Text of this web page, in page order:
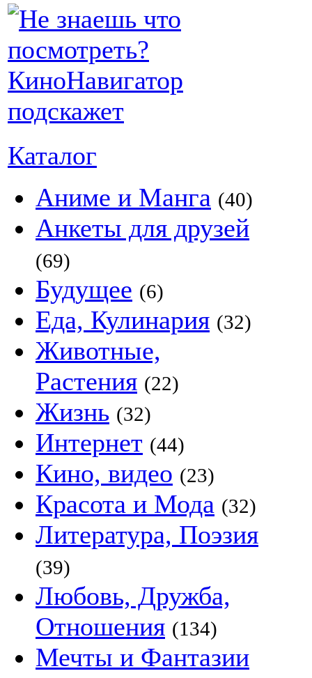
Каталог
Аниме и Манга (40)
Анкеты для друзей
(69)
Будущее (6)
Еда, Кулинария (32)
Животные,
Растения (22)
Жизнь (32)
Интернет (44)
Кино, видео (23)
Красота и Мода (32)
Литература, Поэзия
(39)
Любовь, Дружба,
Отношения (134)
Мечты и Фантазии